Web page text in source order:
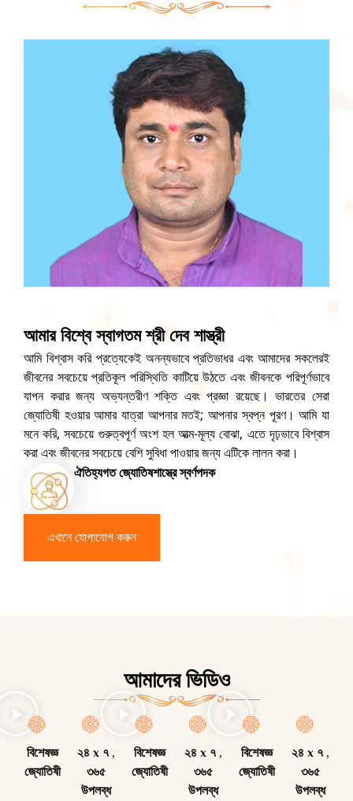
আমার বিশ্বে স্বাগতম শ্রী দেব শাস্ত্রী
আমি বিশ্বাস করি প্রত্যেকেই অনন্যভাবে প্রতিভাধর এবং আমাদের সকলেরই
জীবনের সবচেয়ে প্রতিকূল পরিস্থিতি কাটিয়ে উঠতে এবং জীবনকে পরিপূর্ণভাবে
যাপন করার জন্য অভ্যন্তরীণ শক্তি এবং প্রজ্ঞা রয়েছে। ভারতের সেরা
জ্যোতিষী হওয়ার আমার যাত্রা আপনার মতই; আপনার স্বপ্ন পূরণ। আমি যা
মনে করি, সবচেয়ে গুরুত্বপূর্ণ অংশ হল আত্ম-মূল্য বোঝা, এতে দৃঢ়ভাবে বিশ্বাস
করা এবং জীবনের সবচেয়ে বেশি সুবিধা পাওয়ার জন্য এটিকে লালন করা।
ঐতিহ্যগত জ্যোতিষশাস্ত্রে স্বর্ণপদক
এখানে যোগাযোগ করুন
আমাদের ভিডিও
বিশেষজ্ঞ
জ্যোতিষী
২৪ x ৭ ,
৩৬৫
উপলব্ধ
বিশেষজ্ঞ
জ্যোতিষী
২৪ x ৭ ,
৩৬৫
উপলব্ধ
বিশেষজ্ঞ
জ্যোতিষী
২৪ x ৭ ,
৩৬৫
উপলব্ধ